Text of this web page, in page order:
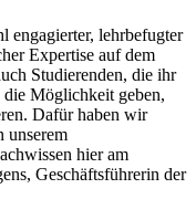
engagierter, lehrbefugter
Expertise auf dem
Studierenden, die ihr
die Möglichkeit geben,
Dafür haben wir
unserem
hier am
Geschäftsführerin der